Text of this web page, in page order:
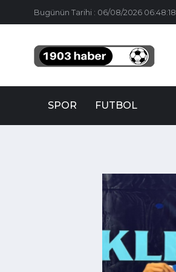
Bugünün Tarihi : 06/08/2026 06:48:18
SPOR FUTBOL